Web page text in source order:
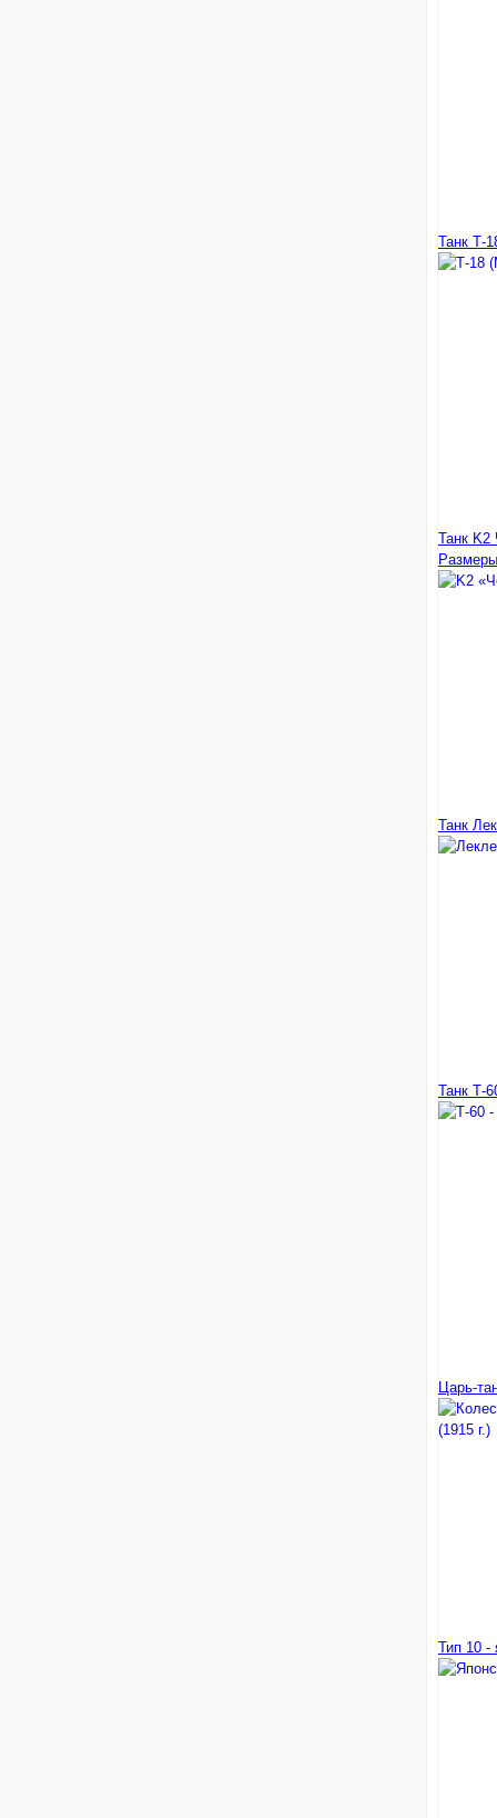
Танк Т-
Танк K2
Танк
Танк Т-
Царь-
Тип 10 -